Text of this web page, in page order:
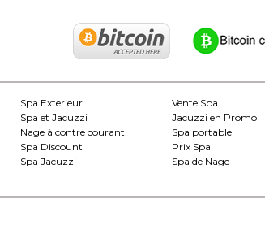
Spa Exterieur Vente Spa
Spa et Jacuzzi Jacuzzi en Promo
Nage à contre courant Spa portable
Spa Discount Prix Spa
Spa Jacuzzi Spa de Nage